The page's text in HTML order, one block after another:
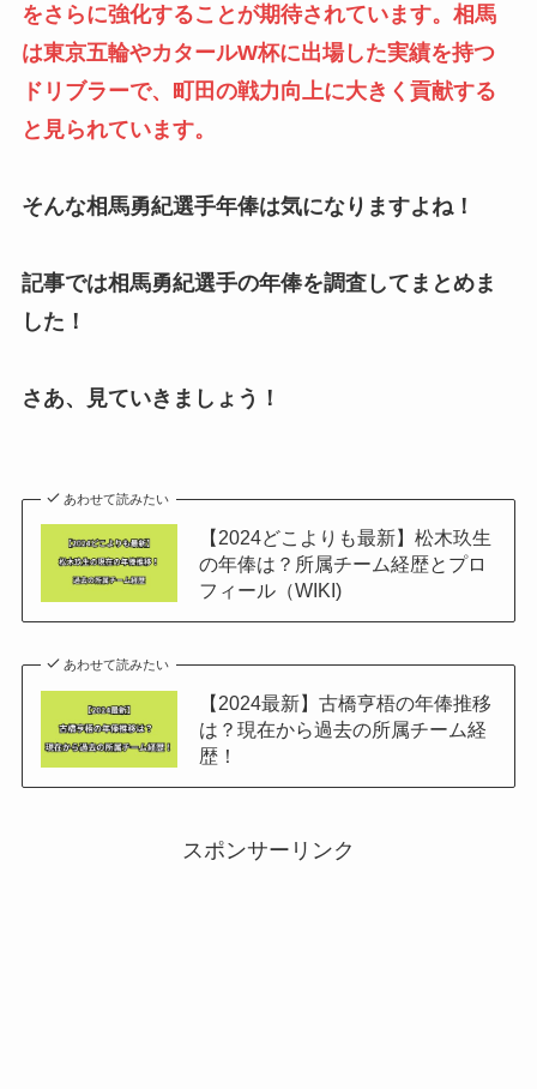
をさらに強化することが期待されています。相馬
は東京五輪やカタールW杯に出場した実績を持つ
ドリブラーで、町田の戦力向上に大きく貢献する
と見られています。
そんな相馬勇紀選手年俸は気になりますよね！
記事では相馬勇紀選手の年俸を調査してまとめま
した！
さあ、見ていきましょう！
あわせて読みたい
【2024どこよりも最新】松木玖生
の年俸は？所属チーム経歴とプロ
フィール（WIKI)
あわせて読みたい
【2024最新】古橋亨梧の年俸推移
は？現在から過去の所属チーム経
歴！
スポンサーリンク